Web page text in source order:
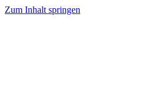
Zum Inhalt springen